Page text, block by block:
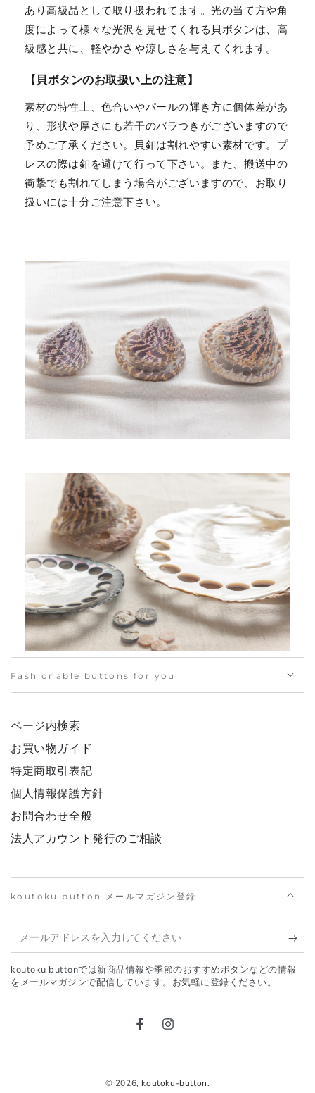
あり高級品として取り扱われてます。光の当て方や角
度によって様々な光沢を見せてくれる貝ボタンは、高
級感と共に、軽やかさや涼しさを与えてくれます。
【貝ボタンのお取扱い上の注意】
素材の特性上、色合いやパールの輝き方に個体差があ
り、形状や厚さにも若干のバラつきがございますので
予めご了承ください。貝釦は割れやすい素材です。プ
レスの際は釦を避けて行って下さい。また、搬送中の
衝撃でも割れてしまう場合がございますので、お取り
扱いには十分ご注意下さい。
Fashionable buttons for you
ページ内検索
お買い物ガイド
特定商取引表記
個人情報保護方針
お問合わせ全般
法人アカウント発行のご相談
koutoku button メールマガジン登録
ー
ル
koutoku buttonでは新商品情報や季節のおすすめボタンなどの情報
をメールマガジンで配信しています。お気軽に登録ください。
FacebookInstagram
© 2026, koutoku-button.